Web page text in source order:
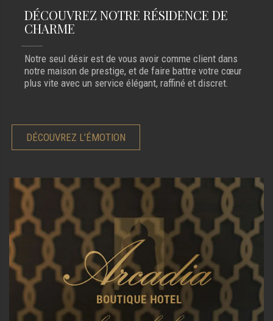
DÉCOUVREZ NOTRE RÉSIDENCE DE
CHARME
Notre seul désir est de vous avoir comme client dans
notre maison de prestige, et de faire battre votre cœur
plus vite avec un service élégant, raffiné et discret.
DÉCOUVREZ L’ÉMOTION